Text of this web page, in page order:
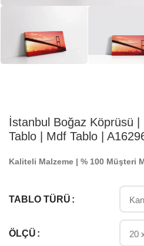
İstanbul Boğaz Köprüsü |
Tablo | Mdf Tablo |
Kaliteli Malzeme | % 100 Müşteri
TABLO TÜRÜ
ÖLÇÜ